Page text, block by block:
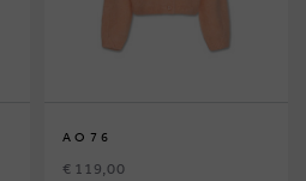
AO76
€ 119,00